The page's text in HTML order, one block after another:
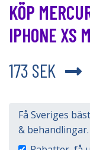
KÖP
IPHONE XS
173 SEK
Få Sveriges
& behandlingar.